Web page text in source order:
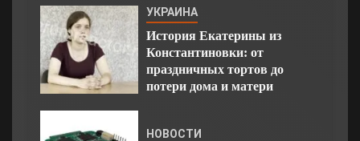
УКРАИНА
История Екатерины из
Константиновки: от
праздничных тортов до
потери дома и матери
НОВОСТИ